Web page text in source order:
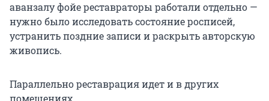
аванзалу фойе реставраторы работали отдельно —
нужно было исследовать состояние росписей,
устранить поздние записи и раскрыть авторскую
живопись.
Параллельно реставрация идет и в других